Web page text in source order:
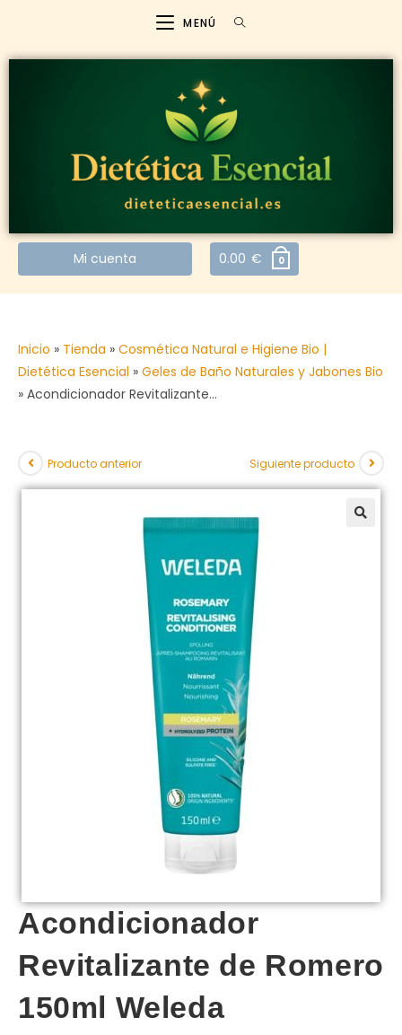
MENÚ
Mi cuenta 0.00 € 0
Inicio » Tienda » Cosmética Natural e Higiene Bio |
Dietética Esencial » Geles de Baño Naturales y Jabones Bio
» Acondicionador Revitalizante…
Producto anterior Siguiente producto
Acondicionador
Revitalizante de Romero
150ml Weleda